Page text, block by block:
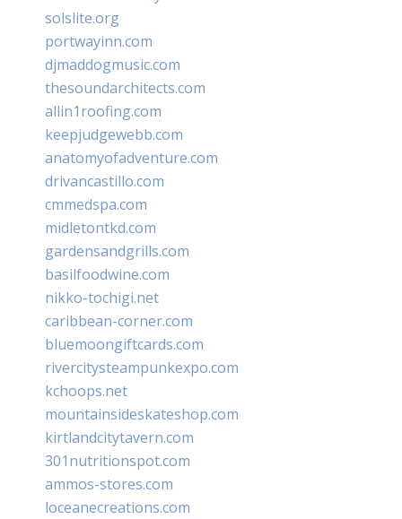
solslite.org
portwayinn.com
djmaddogmusic.com
thesoundarchitects.com
allin1roofing.com
keepjudgewebb.com
anatomyofadventure.com
drivancastillo.com
cmmedspa.com
midletontkd.com
gardensandgrills.com
basilfoodwine.com
nikko-tochigi.net
caribbean-corner.com
bluemoongiftcards.com
rivercitysteampunkexpo.com
kchoops.net
mountainsideskateshop.com
kirtlandcitytavern.com
301nutritionspot.com
ammos-stores.com
loceanecreations.com